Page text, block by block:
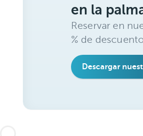
en la
Reservar en
% de
Descargar